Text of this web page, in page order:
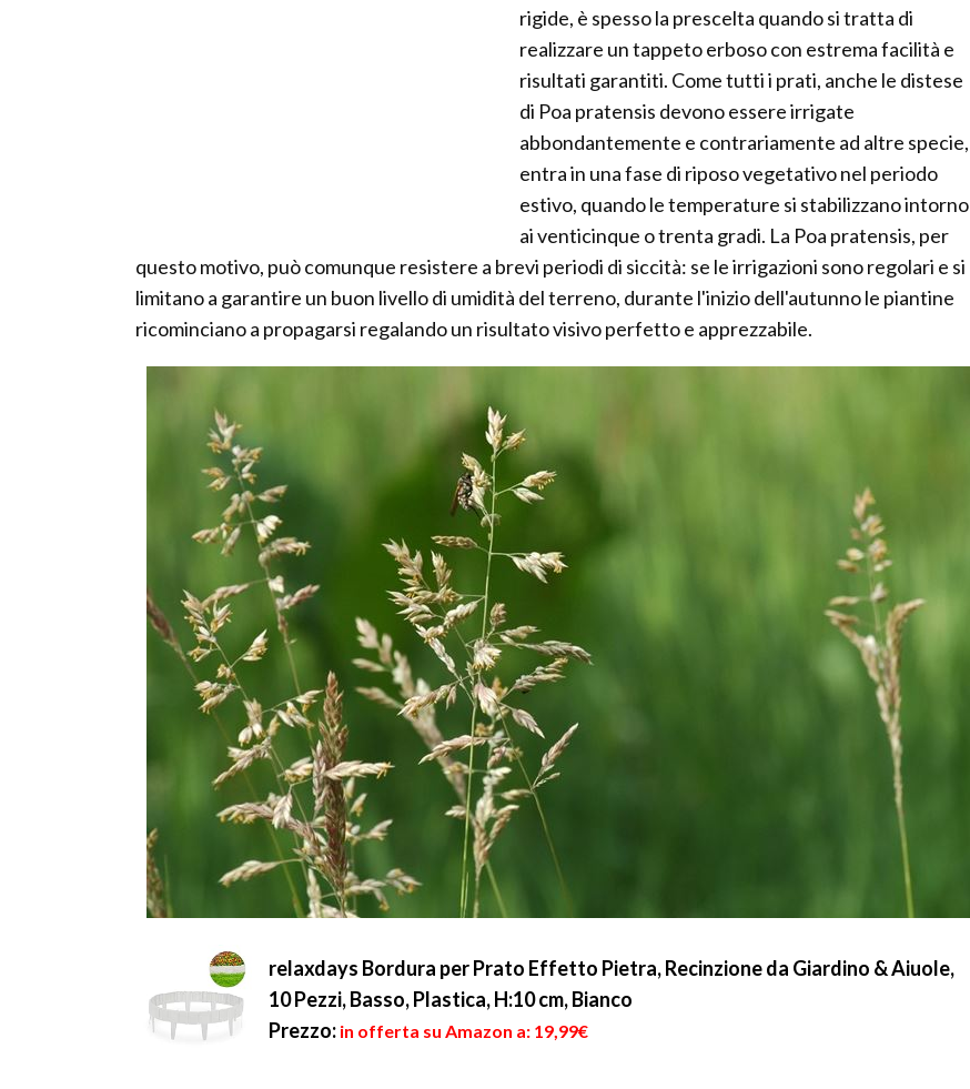
rigide, è spesso la prescelta quando si tratta di
realizzare un tappeto erboso con estrema facilità e
risultati garantiti. Come tutti i prati, anche le distese
di Poa pratensis devono essere irrigate
abbondantemente e contrariamente ad altre specie,
entra in una fase di riposo vegetativo nel periodo
estivo, quando le temperature si stabilizzano intorno
ai venticinque o trenta gradi. La Poa pratensis, per
questo motivo, può comunque resistere a brevi periodi di siccità: se le irrigazioni sono regolari e si
limitano a garantire un buon livello di umidità del terreno, durante l'inizio dell'autunno le piantine
ricominciano a propagarsi regalando un risultato visivo perfetto e apprezzabile.
relaxdays Bordura per Prato Effetto Pietra, Recinzione da Giardino & Aiuole,
10 Pezzi, Basso, Plastica, H:10 cm, Bianco
Prezzo: in offerta su Amazon a: 19,99€